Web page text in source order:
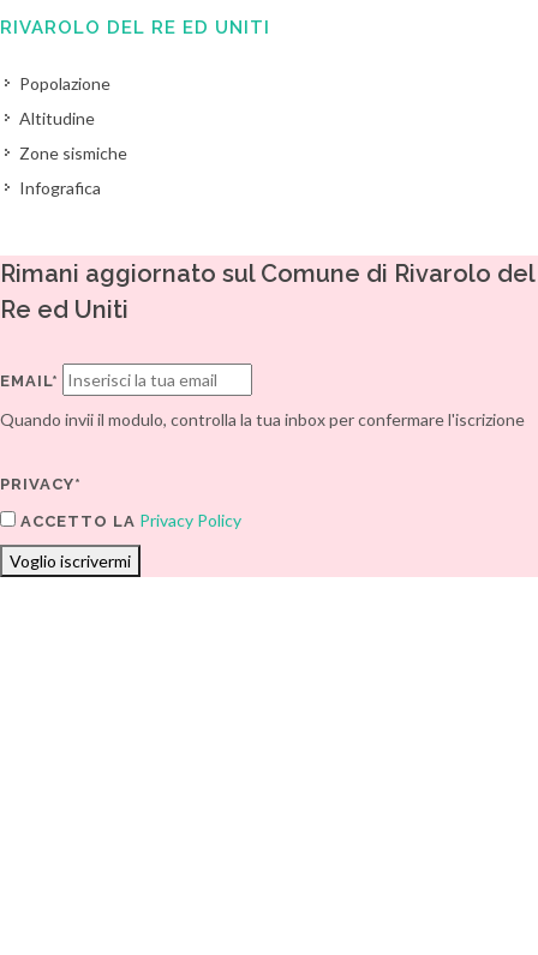
RIVAROLO DEL RE ED UNITI
Popolazione
Altitudine
Zone sismiche
Infografica
Rimani aggiornato sul Comune di Rivarolo del
Re ed Uniti
EMAIL*
Quando invii il modulo, controlla la tua inbox per confermare l'iscrizione
PRIVACY*
ACCETTO LA Privacy Policy
Voglio iscrivermi